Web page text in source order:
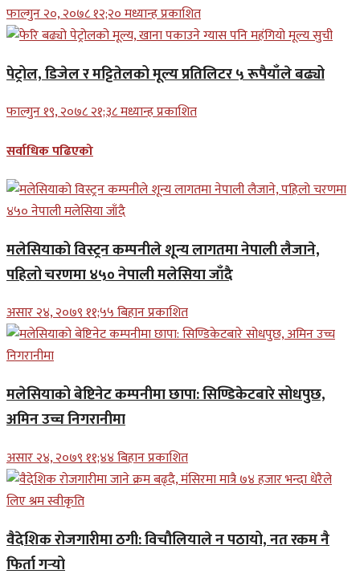
फाल्गुन २०, २०७८ १२;२० मध्यान्ह प्रकाशित
पेट्रोल, डिजेल र मट्टितेलको मूल्य प्रतिलिटर ५ रूपैयाँले बढ्यो
फाल्गुन १९, २०७८ २१;३८ मध्यान्ह प्रकाशित
सर्वाधिक पढिएको
मलेसियाको विस्ट्रन कम्पनीले शून्य लागतमा नेपाली लैजाने,
पहिलो चरणमा ४५० नेपाली मलेसिया जाँदै
असार २४, २०७९ ११;५५ बिहान प्रकाशित
मलेसियाको बेष्टिनेट कम्पनीमा छापा: सिण्डिकेटबारे सोधपुछ,
अमिन उच्च निगरानीमा
असार २४, २०७९ ११;४४ बिहान प्रकाशित
वैदेशिक रोजगारीमा ठगी: विचौलियाले न पठायो, नत रकम नै
फिर्ता गर्‍यो